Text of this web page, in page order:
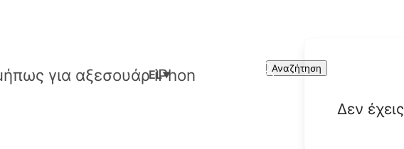
Search Αναζήτηση
EL▼
Δεν